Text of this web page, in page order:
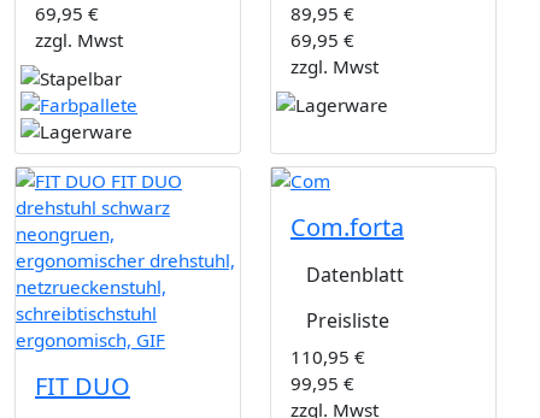
69,95 €
zzgl. Mwst
89,95 €
69,95 €
zzgl. Mwst
FIT DUO
Com.forta
Datenblatt
Preisliste
110,95 €
99,95 €
zzgl. Mwst